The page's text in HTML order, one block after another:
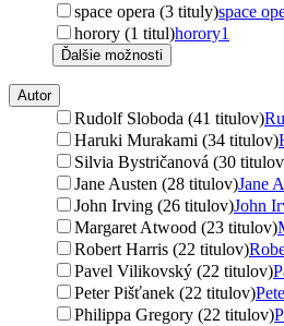
space opera (3 tituly)space
horory (1 titul)horory1
Ďalšie možnosti
Autor
Rudolf Sloboda (41 titulov)
Haruki Murakami (34 titulov)
Silvia Bystričanová (30
Jane Austen (28 titulov)Jane
John Irving (26 titulov)John
Margaret Atwood (23 titulov)
Robert Harris (22 titulov)
Pavel Vilikovský (22 titulov)
Peter Pišťanek (22 titulov)
Philippa Gregory (22 titulov)